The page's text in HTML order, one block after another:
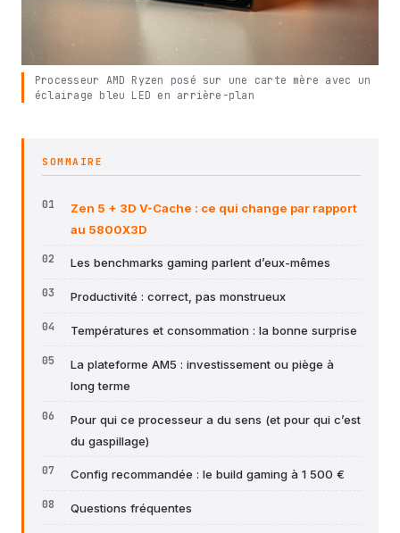
Processeur AMD Ryzen posé sur une carte mère avec un
éclairage bleu LED en arrière-plan
SOMMAIRE
Zen 5 + 3D V-Cache : ce qui change par rapport
au 5800X3D
Les benchmarks gaming parlent d’eux-mêmes
Productivité : correct, pas monstrueux
Températures et consommation : la bonne surprise
La plateforme AM5 : investissement ou piège à
long terme
Pour qui ce processeur a du sens (et pour qui c’est
du gaspillage)
Config recommandée : le build gaming à 1 500 €
Questions fréquentes